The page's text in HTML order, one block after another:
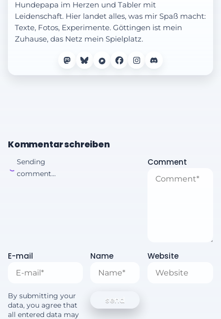
Hundepapa im Herzen und Tabler mit
Leidenschaft. Hier landet alles, was mir Spaß macht:
Texte, Fotos, Experimente. Göttingen ist mein
Zuhause, das Netz mein Spielplatz.
Kommentar schreiben
Sending
comment...
Comment
E-mail Name Website
By submitting your
data, you agree that
all entered data may